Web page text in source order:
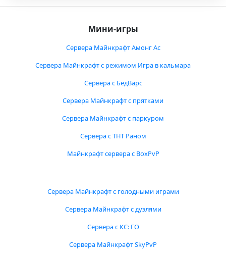
Мини-игры
Сервера Майнкрафт Амонг Ас
Сервера Майнкрафт с режимом Игра в кальмара
Сервера с БедВарс
Сервера Майнкрафт с прятками
Сервера Майнкрафт с паркуром
Сервера с ТНТ Раном
Майнкрафт сервера с BoxPvP
Сервера Майнкрафт с голодными играми
Сервера Майнкрафт с дуэлями
Сервера с КС: ГО
Сервера Майнкрафт SkyPvP